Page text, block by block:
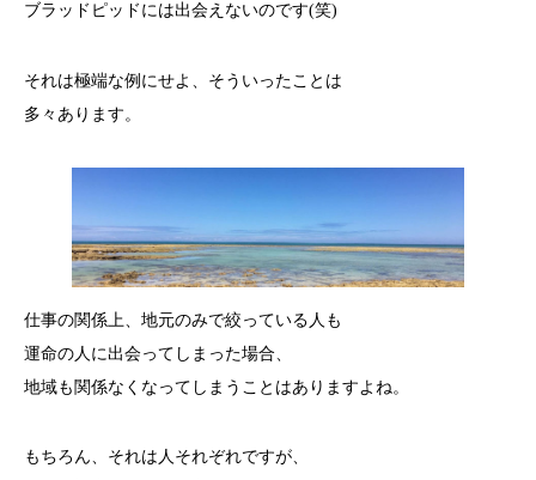
ブラッドピッドには出会えないのです(笑)
それは極端な例にせよ、そういったことは
多々あります。
仕事の関係上、地元のみで絞っている人も
運命の人に出会ってしまった場合、
地域も関係なくなってしまうことはありますよね。
もちろん、それは人それぞれですが、